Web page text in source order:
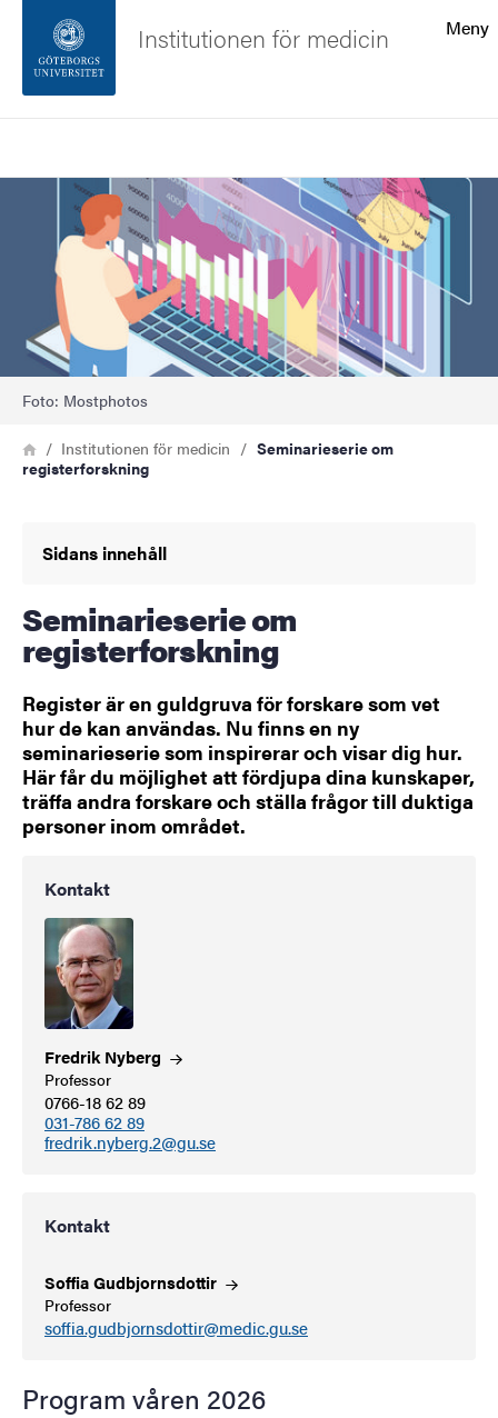
Sidfoten
Om webbplatsen
Meny
Institutionen för medicin
Bild
Foto: Mostphotos
Länkstig
HemInstitutionen för medicin
Seminarieserie om
registerforskning
Sidans innehåll
Seminarieserie om
registerforskning
Register är en guldgruva för forskare som vet
hur de kan användas. Nu finns en ny
seminarieserie som inspirerar och visar dig hur.
Här får du möjlighet att fördjupa dina kunskaper,
träffa andra forskare och ställa frågor till duktiga
personer inom området.
Kontakt
Fredrik Nyberg
Professor
0766-18 62 89
031-786 62 89
fredrik.nyberg.2@gu.se
Kontakt
SoffiaGudbjornsdottir
Professor
soffia.gudbjornsdottir@medic.gu.se
Program våren 2026